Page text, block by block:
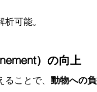
可能。
）の向上
ことで、 動物への